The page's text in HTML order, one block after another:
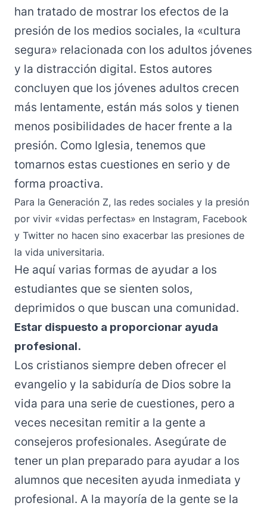
han tratado de mostrar los efectos de la
presión de los medios sociales, la «cultura
segura» relacionada con los adultos jóvenes
y la distracción digital. Estos autores
concluyen que los jóvenes adultos crecen
más lentamente, están más solos y tienen
menos posibilidades de hacer frente a la
presión. Como Iglesia, tenemos que
tomarnos estas cuestiones en serio y de
forma proactiva.
Para la Generación Z, las redes sociales y la presión
por vivir «vidas perfectas» en Instagram, Facebook
y Twitter no hacen sino exacerbar las presiones de
la vida universitaria.
He aquí varias formas de ayudar a los
estudiantes que se sienten solos,
deprimidos o que buscan una comunidad.
Estar dispuesto a proporcionar ayuda
profesional.
Los cristianos siempre deben ofrecer el
evangelio y la sabiduría de Dios sobre la
vida para una serie de cuestiones, pero a
veces necesitan remitir a la gente a
consejeros profesionales. Asegúrate de
tener un plan preparado para ayudar a los
alumnos que necesiten ayuda inmediata y
profesional. A la mayoría de la gente se la